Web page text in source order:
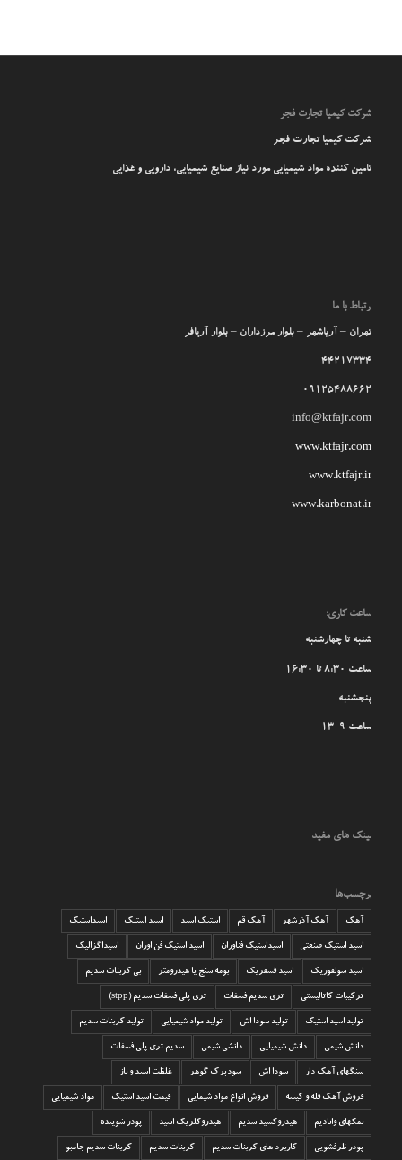
شرکت کیمیا تجارت فجر
شرکت کیمیا تجارت فجر
تامین کننده مواد شیمیایی مورد نیاز صنایع شیمیایی، دارویی و غذایی
ارتباط با ما
تهران – آریاشهر – بلوار مرزداران – بلوار آریافر
44217334
09125488662
info@ktfajr.com
www.ktfajr.com
www.ktfajr.ir
www.karbonat.ir
ساعت کاری:
شنبه تا چهارشنبه
ساعت 8:30 تا 16:30
پنجشنبه
ساعت 9-13
لینک های مفید
برچسب‌ها
آهک آهک آذرشهر آهک قم استیک اسید اسید استیک اسیداستیک
اسید استیک صنعتی اسیداستیک فناوران اسید استیک فن اوران اسیداگزالیک
اسید سولفوریک اسید فسفریک بومه سنج یا هیدرومتر بی کربنات سدیم
ترکیبات کاتالیستی تری سدیم فسفات تری پلی فسفات سدیم (stpp)
تولید اسید استیک تولید سودا اش تولید مواد شیمیایی تولید کربنات سدیم
دانش شیمی دانش شیمیایی دانشی شیمی سدیم تری پلی فسفات
سنگهای آهک دار سودا اش سودپرک گوهر غلظت اسید و باز
فروش آهک فله و کیسه فروش انواع مواد شیمایی قیمت اسید استیک مواد شیمیایی
نمکهای وانادیم هیدروکسید سدیم هیدروکلریک اسید پودر شوینده
پودر ظرفشویی کاربرد های کربنات سدیم کربنات سدیم کربنات سدیم جامبو